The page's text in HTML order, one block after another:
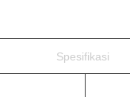
Spesifikasi